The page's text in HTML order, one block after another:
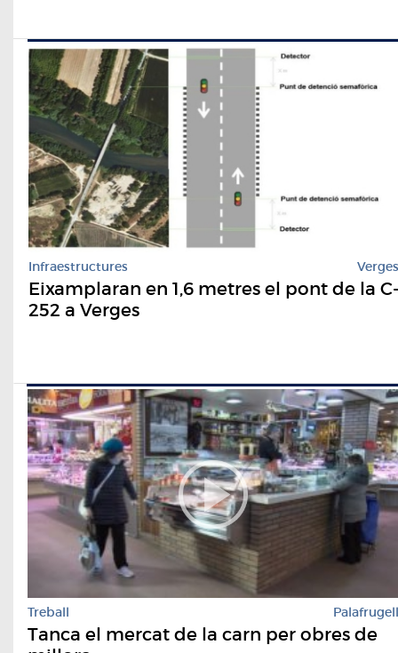
Infraestructures Verges
Eixamplaran en 1,6 metres el pont de la C-
252 a Verges
Treball Palafrugell
Tanca el mercat de la carn per obres de